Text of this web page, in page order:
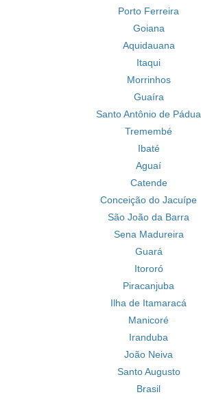
Porto Ferreira
Goiana
Aquidauana
Itaqui
Morrinhos
Guaíra
Santo Antônio de Pádua
Tremembé
Ibaté
Aguaí
Catende
Conceição do Jacuípe
São João da Barra
Sena Madureira
Guará
Itororó
Piracanjuba
Ilha de Itamaracá
Manicoré
Iranduba
João Neiva
Santo Augusto
Brasil